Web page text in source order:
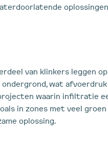
van klinkers leggen
wat
waarin infiltratie
in zones met veel
oplossing.